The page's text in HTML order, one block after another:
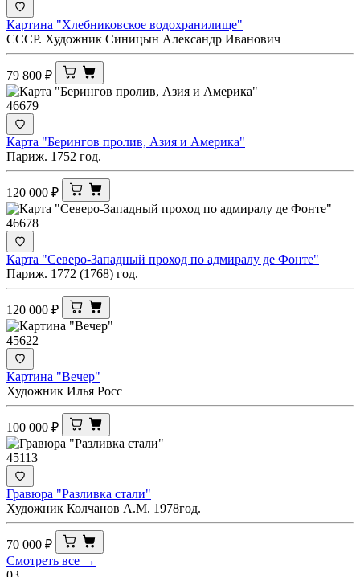
Картина "Хлебниковское водохранилище"
СССР. Художник Синицын Александр Иванович
79 800 ₽
46679
Карта "Берингов пролив, Азия и Америка"
Париж. 1752 год.
120 000 ₽
46678
Карта "Северо-Западный проход по адмиралу де Фонте"
Париж. 1772 (1768) год.
120 000 ₽
45622
Картина "Вечер"
Художник Илья Росс
100 000 ₽
45113
Гравюра "Разливка стали"
Художник Колчанов А.М. 1978год.
70 000 ₽
Смотреть все →